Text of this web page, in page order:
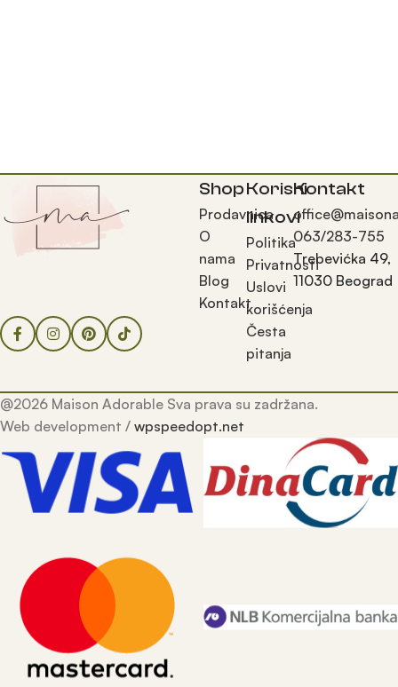
Shop
Prodavnica
O
nama
Blog
Kontakt
Korisni
linkovi
Politika
Privatnosti
Uslovi
korišćenja
Česta
pitanja
Kontakt
063/283-755
Trebevićka 49,
11030 Beograd
@2026 Maison Adorable Sva prava su zadržana.
Web development / wpspeedopt.net